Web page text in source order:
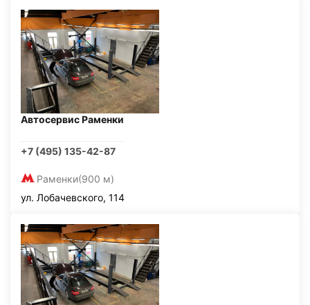
Автосервис Раменки
+7 (495) 135-42-87
Раменки(900 м)
ул. Лобачевского, 114